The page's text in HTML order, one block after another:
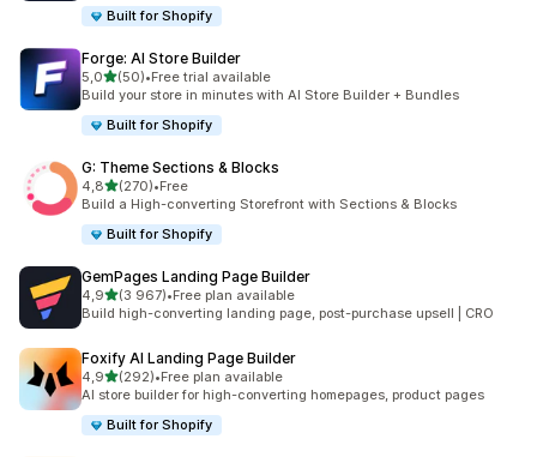
Built for Shopify
Forge: AI Store Builder
5,0/ 5 tähteä
(50)
50 arvostelua yhteensä
•Free trial available
Build your store in minutes with AI Store Builder + Bundles
Built for Shopify
G: Theme Sections & Blocks
4,8/ 5 tähteä
(270)
270 arvostelua yhteensä
•Free
Build a High-converting Storefront with Sections & Blocks
Built for Shopify
GemPages Landing Page Builder
4,9/ 5 tähteä
(3 967)
3967 arvostelua yhteensä
•Free plan available
Build high-converting landing page, post-purchase upsell | CRO
Foxify AI Landing Page Builder
4,9/ 5 tähteä
(292)
292 arvostelua yhteensä
•Free plan available
AI store builder for high-converting homepages, product pages
Built for Shopify